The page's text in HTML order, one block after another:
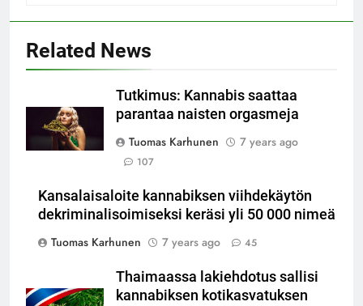
Related News
Tutkimus: Kannabis saattaa
parantaa naisten orgasmeja
Tuomas Karhunen
7 years ago
107
Kansalaisaloite kannabiksen viihdekäytön
dekriminalisoimiseksi keräsi yli 50 000 nimeä
Tuomas Karhunen
7 years ago 45
Thaimaassa lakiehdotus sallisi
kannabiksen kotikasvatuksen